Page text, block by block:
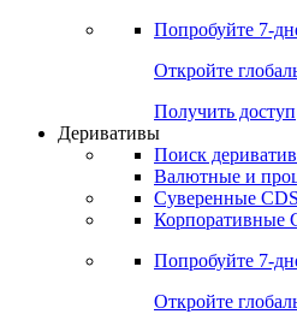
Попробуйте 7-
Откройте
Получить доступ
Деривативы
Поиск
Валютные и
Суверенные CDS
Корпоративные
Попробуйте 7-
Откройте